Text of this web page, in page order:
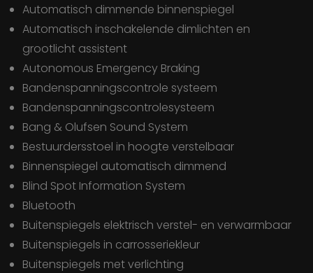
Automatisch dimmende binnenspiegel
Automatisch inschakelende dimlichten en
grootlicht assistent
Autonomous Emergency Braking
Bandenspanningscontrole systeem
Bandenspanningscontrolesysteem
Bang & Olufsen Sound System
Bestuurdersstoel in hoogte verstelbaar
Binnenspiegel automatisch dimmend
Blind Spot Information System
Bluetooth
Buitenspiegels elektrisch verstel- en verwarmbaar
Buitenspiegels in carrosseriekleur
Buitenspiegels met verlichting